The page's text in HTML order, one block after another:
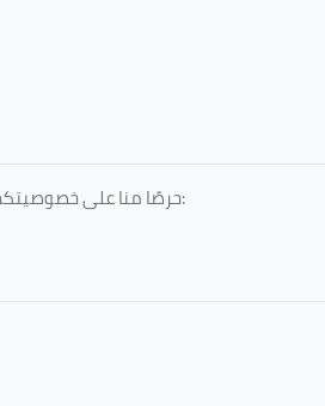
حرصًا منا على خصوصيتكم وشفافية التعامل مع البيانات، يمكنكم الاطلاع على سياسة الخصوصية المعتمدة من جامعة الطائف عبر الرابط التالي: